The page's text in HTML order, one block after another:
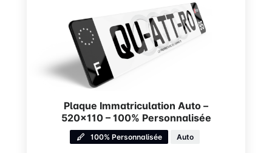
Plaque Immatriculation Auto –
520×110 – 100% Personnalisée
100% Personnalisée Auto